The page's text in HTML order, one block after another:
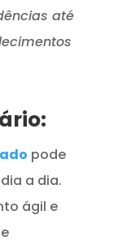
até
pode
a dia.
ágil e